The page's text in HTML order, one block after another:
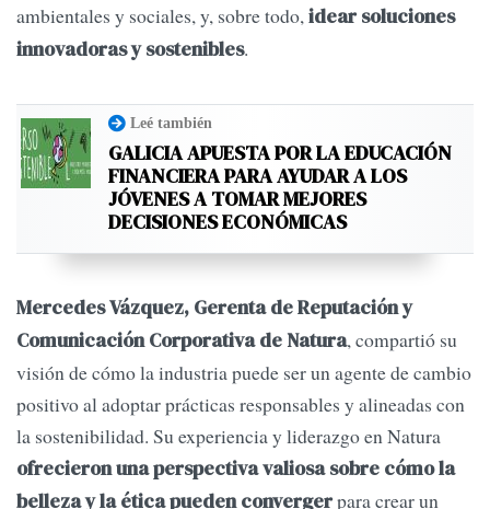
ambientales y sociales, y, sobre todo,idear soluciones
innovadoras y sostenibles.
Leé también
GALICIA APUESTA POR LA EDUCACIÓN
FINANCIERA PARA AYUDAR A LOS
JÓVENES A TOMAR MEJORES
DECISIONES ECONÓMICAS
Mercedes Vázquez, Gerenta de Reputación y
Comunicación Corporativa de Natura, compartió su
visión de cómo la industria puede ser un agente de cambio
positivo al adoptar prácticas responsables y alineadas con
la sostenibilidad. Su experiencia y liderazgo en Natura
ofrecieron una perspectiva valiosa sobre cómo la
belleza y la ética pueden convergerpara crear un